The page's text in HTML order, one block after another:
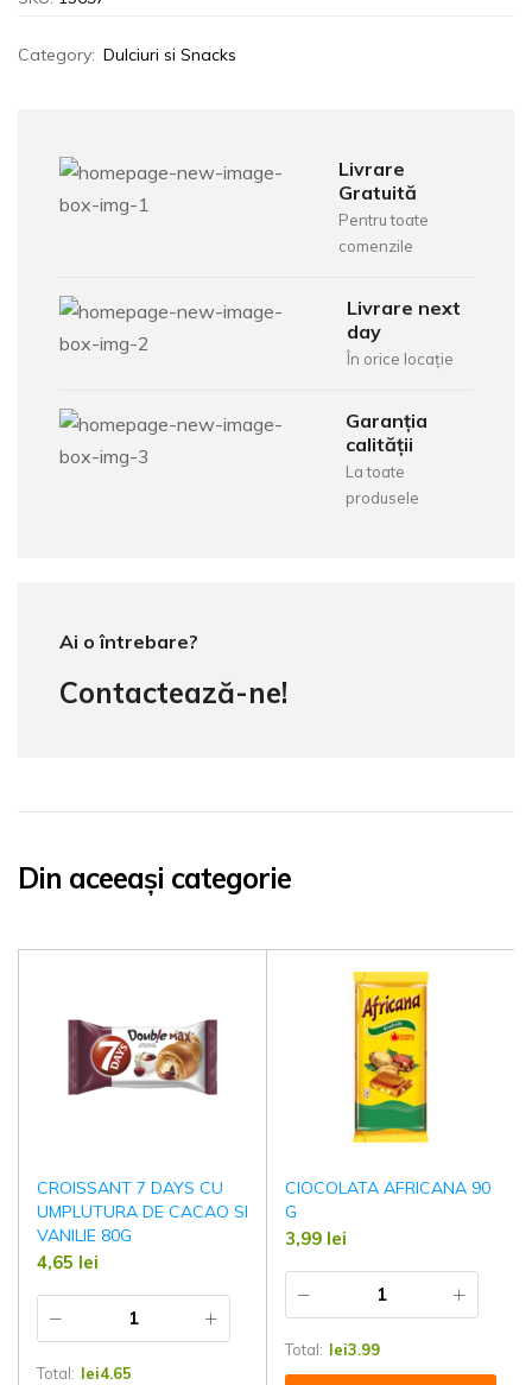
Category: Dulciuri si Snacks
Livrare
Gratuită
Pentru toate
comenzile
Livrare next
day
În orice locație
Garanția
calității
La toate
produsele
Ai o întrebare?
Contactează-ne!
Din aceeași categorie
CROISSANT 7 DAYS CU
UMPLUTURA DE CACAO SI
VANILIE 80G
4,65 lei
Total: lei4.65
CIOCOLATA AFRICANA 90
G
3,99 lei
Total: lei3.99